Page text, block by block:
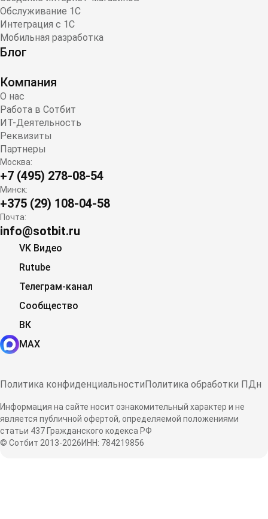
Обслуживание 1С
Интеграция с 1С
Мобильная разработка
Блог
Компания
О нас
Работа в Сотбит
ИТ-Деятельность
Реквизиты
Партнеры
Москва:
+7 (495) 278-08-54
Минск:
+375 (29) 108-04-58
Почта:
info@sotbit.ru
VK Видео
Rutube
Телеграм-канал
Сообщество
ВК
MAX
Политика конфиденциальностиПолитика обработки ПДн
Информация на сайте носит ознакомительный характер и не
является публичной офертой, определяемой положениями
статьи 437 Гражданского кодекса РФ
© Сотбит 2013-2026ИНН: 784219856